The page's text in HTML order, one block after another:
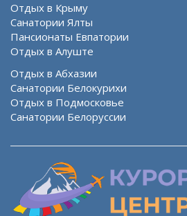
Отдых в Крыму
Санатории Ялты
Пансионаты Евпатории
Отдых в Алуште
Отдых в Абхазии
Санатории Белокурихи
Отдых в Подмосковье
Санатории Белоруссии